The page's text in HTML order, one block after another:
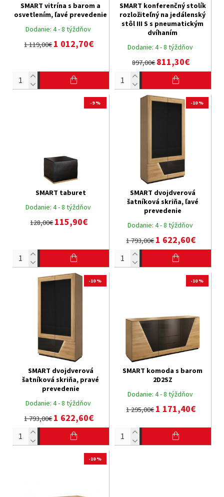
Dodanie: 4 - 8 týždňov
SMART vitrína s barom a
osvetlením, ľavé prevedenie
1 119,00€1 012,70€ Dodanie: 4 - 8 týždňov
SMART konferenčný stolík
rozložiteľný na jedálenský
stôl III S s pneumatickým
dvíhaním
897,00€811,30€
-9 %
Dodanie: 4 - 8 týždňov
SMART taburet
128,00€115,90€
-10 %
Dodanie: 4 - 8 týždňov
SMART dvojdverová
šatníková skriňa, ľavé
prevedenie
1 793,00€1 622,60€
-10 %
Dodanie: 4 - 8 týždňov
SMART dvojdverová
šatníková skriňa, pravé
prevedenie
1 793,00€1 622,60€
-10 %
Dodanie: 4 - 8 týždňov
SMART komoda s barom
2D2SZ
1 295,00€1 171,40€
-10 %